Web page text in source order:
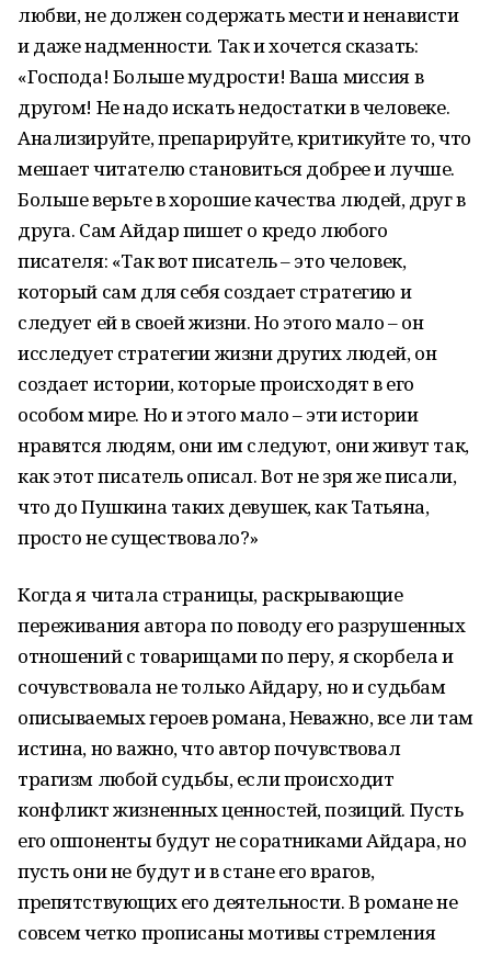
любви, не должен содержать мести и ненависти
и даже надменности. Так и хочется сказать:
«Господа! Больше мудрости! Ваша миссия в
другом! Не надо искать недостатки в человеке.
Анализируйте, препарируйте, критикуйте то, что
мешает читателю становиться добрее и лучше.
Больше верьте в хорошие качества людей, друг в
друга. Сам Айдар пишет о кредо любого
писателя: «Так вот писатель – это человек,
который сам для себя создает стратегию и
следует ей в своей жизни. Но этого мало – он
исследует стратегии жизни других людей, он
создает истории, которые происходят в его
особом мире. Но и этого мало – эти истории
нравятся людям, они им следуют, они живут так,
как этот писатель описал. Вот не зря же писали,
что до Пушкина таких девушек, как Татьяна,
просто не существовало?»
Когда я читала страницы, раскрывающие
переживания автора по поводу его разрушенных
отношений с товарищами по перу, я скорбела и
сочувствовала не только Айдару, но и судьбам
описываемых героев романа, Неважно, все ли там
истина, но важно, что автор почувствовал
трагизм любой судьбы, если происходит
конфликт жизненных ценностей, позиций. Пусть
его оппоненты будут не соратниками Айдара, но
пусть они не будут и в стане его врагов,
препятствующих его деятельности. В романе не
совсем четко прописаны мотивы стремления